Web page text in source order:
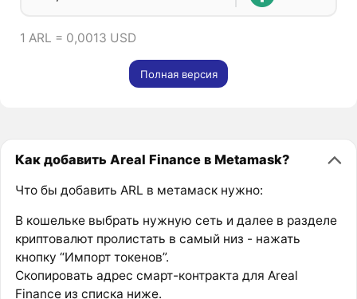
1 ARL = 0,0013 USD
Полная версия
Как добавить Areal Finance в Metamask?
Что бы добавить ARL в метамаск нужно:
В кошельке выбрать нужную сеть и далее в разделе
криптовалют пролистать в самый низ - нажать
кнопку “Импорт токенов”.
Скопировать адрес смарт-контракта для Areal
Finance из списка ниже.